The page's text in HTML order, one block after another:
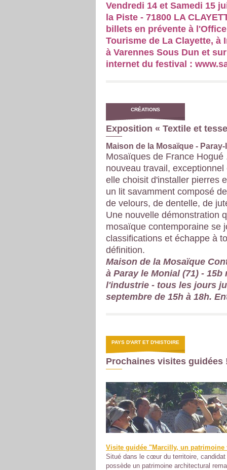
Vendredi 14 et Samedi 15
la Piste - 71800 LA
billets en prévente à
Tourisme de La Clayette, à
à Varennes Sous Dun et
internet du festival :
CRÉATIONS
Exposition « Textile et
Maison de la Mosaïque -
Mosaïques de France Hogué
nouveau travail, exceptionnel
elle choisit d'installer pierres
un lit savamment composé
de velours, de dentelle, de
Une nouvelle démonstration
mosaïque contemporaine se
classifications et échappe à
définition.
Maison de la Mosaïque
à Paray le Monial (71) - 15b
l'industrie - tous les jours
septembre de 15h à 18h.
PAYS D'ART ET D'HISTOIRE
Prochaines visites guidées
Visite guidée "Marcilly, un patrimoine
Situé dans le cœur du territoire,
possède un patrimoine architectural